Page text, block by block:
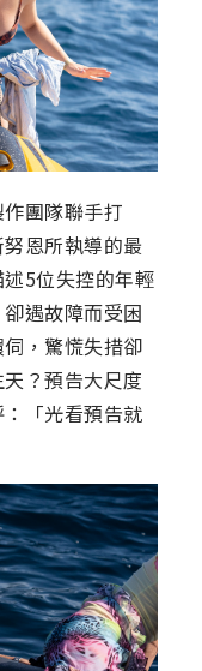
團隊聯手打
恩所執導的最
5位失控的年輕
遇故障而受困
，驚慌失措卻
？預告大尺度
「光看預告就